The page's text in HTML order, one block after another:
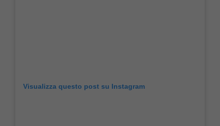
Visualizza questo post su Instagram